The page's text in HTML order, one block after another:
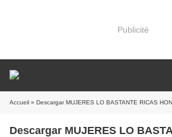
Publicité
Accueil » Descargar MUJERES LO BASTANTE RICAS HONORE DE
Descargar MUJERES LO